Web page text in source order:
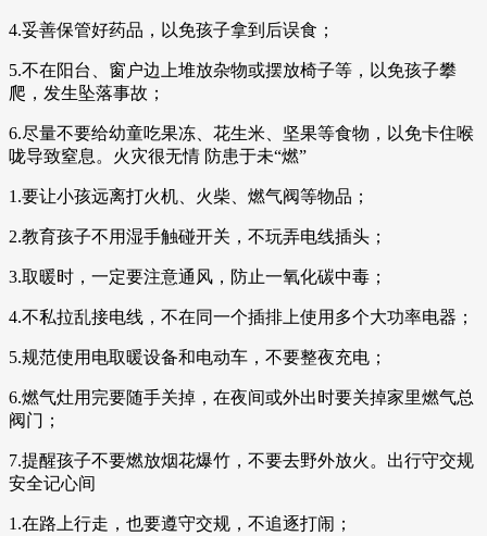
4.妥善保管好药品，以免孩子拿到后误食；
5.不在阳台、窗户边上堆放杂物或摆放椅子等，以免孩子攀
爬，发生坠落事故；
6.尽量不要给幼童吃果冻、花生米、坚果等食物，以免卡住喉
咙导致窒息。火灾很无情 防患于未“燃”
1.要让小孩远离打火机、火柴、燃气阀等物品；
2.教育孩子不用湿手触碰开关，不玩弄电线插头；
3.取暖时，一定要注意通风，防止一氧化碳中毒；
4.不私拉乱接电线，不在同一个插排上使用多个大功率电器；
5.规范使用电取暖设备和电动车，不要整夜充电；
6.燃气灶用完要随手关掉，在夜间或外出时要关掉家里燃气总
阀门；
7.提醒孩子不要燃放烟花爆竹，不要去野外放火。出行守交规
安全记心间
1.在路上行走，也要遵守交规，不追逐打闹；